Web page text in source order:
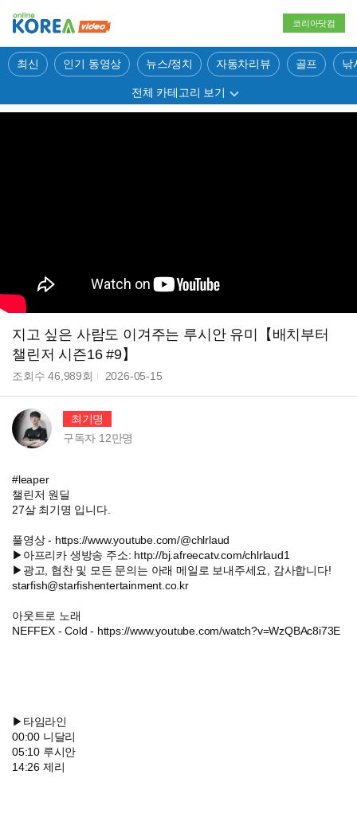
코리아닷컴
최신 인기 동영상 뉴스/정치 자동차리뷰 골프 낚
전체 카테고리 보기
지고 싶은 사람도 이겨주는 루시안 유미【배치부터
챌린저 시즌16 #9】
조회수46,989회 2026-05-15
최기명
구독자 12만명
#leaper
챌린저 원딜
27살 최기명 입니다.
풀영상 - https://www.youtube.com/@chlrlaud
▶아프리카 생방송 주소: http://bj.afreecatv.com/chlrlaud1
▶광고, 협찬 및 모든 문의는 아래 메일로 보내주세요, 감사합니다!
starfish@starfishentertainment.co.kr
아웃트로 노래
NEFFEX - Cold - https://www.youtube.com/watch?v=WzQBAc8i73E
▶타임라인
00:00 니달리
05:10 루시안
14:26 제리